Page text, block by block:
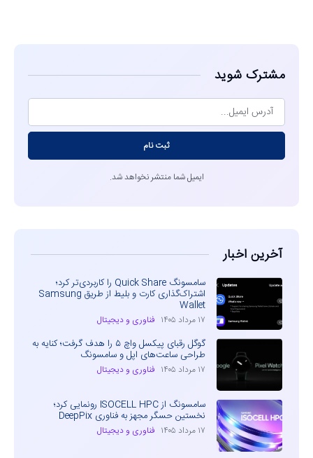
مشترک شوید
ثبت نام
ایمیل شما منتشر نخواهد شد.
آخرین اخبار
سامسونگ Quick Share را کاربردی‌تر کرد؛
اشتراک‌گذاری کارت و بلیط از طریق Samsung
Wallet
۱۷ مرداد ۱۴۰۵ فناوری و دیجیتال
گوگل رقبای پیکسل واچ ۵ را هدف گرفت؛ کنایه به
طراحی ساعت‌های اپل و سامسونگ
۱۷ مرداد ۱۴۰۵ فناوری و دیجیتال
سامسونگ از ISOCELL HPC رونمایی کرد؛
نخستین حسگر مجهز به فناوری DeepPix
۱۷ مرداد ۱۴۰۵ فناوری و دیجیتال